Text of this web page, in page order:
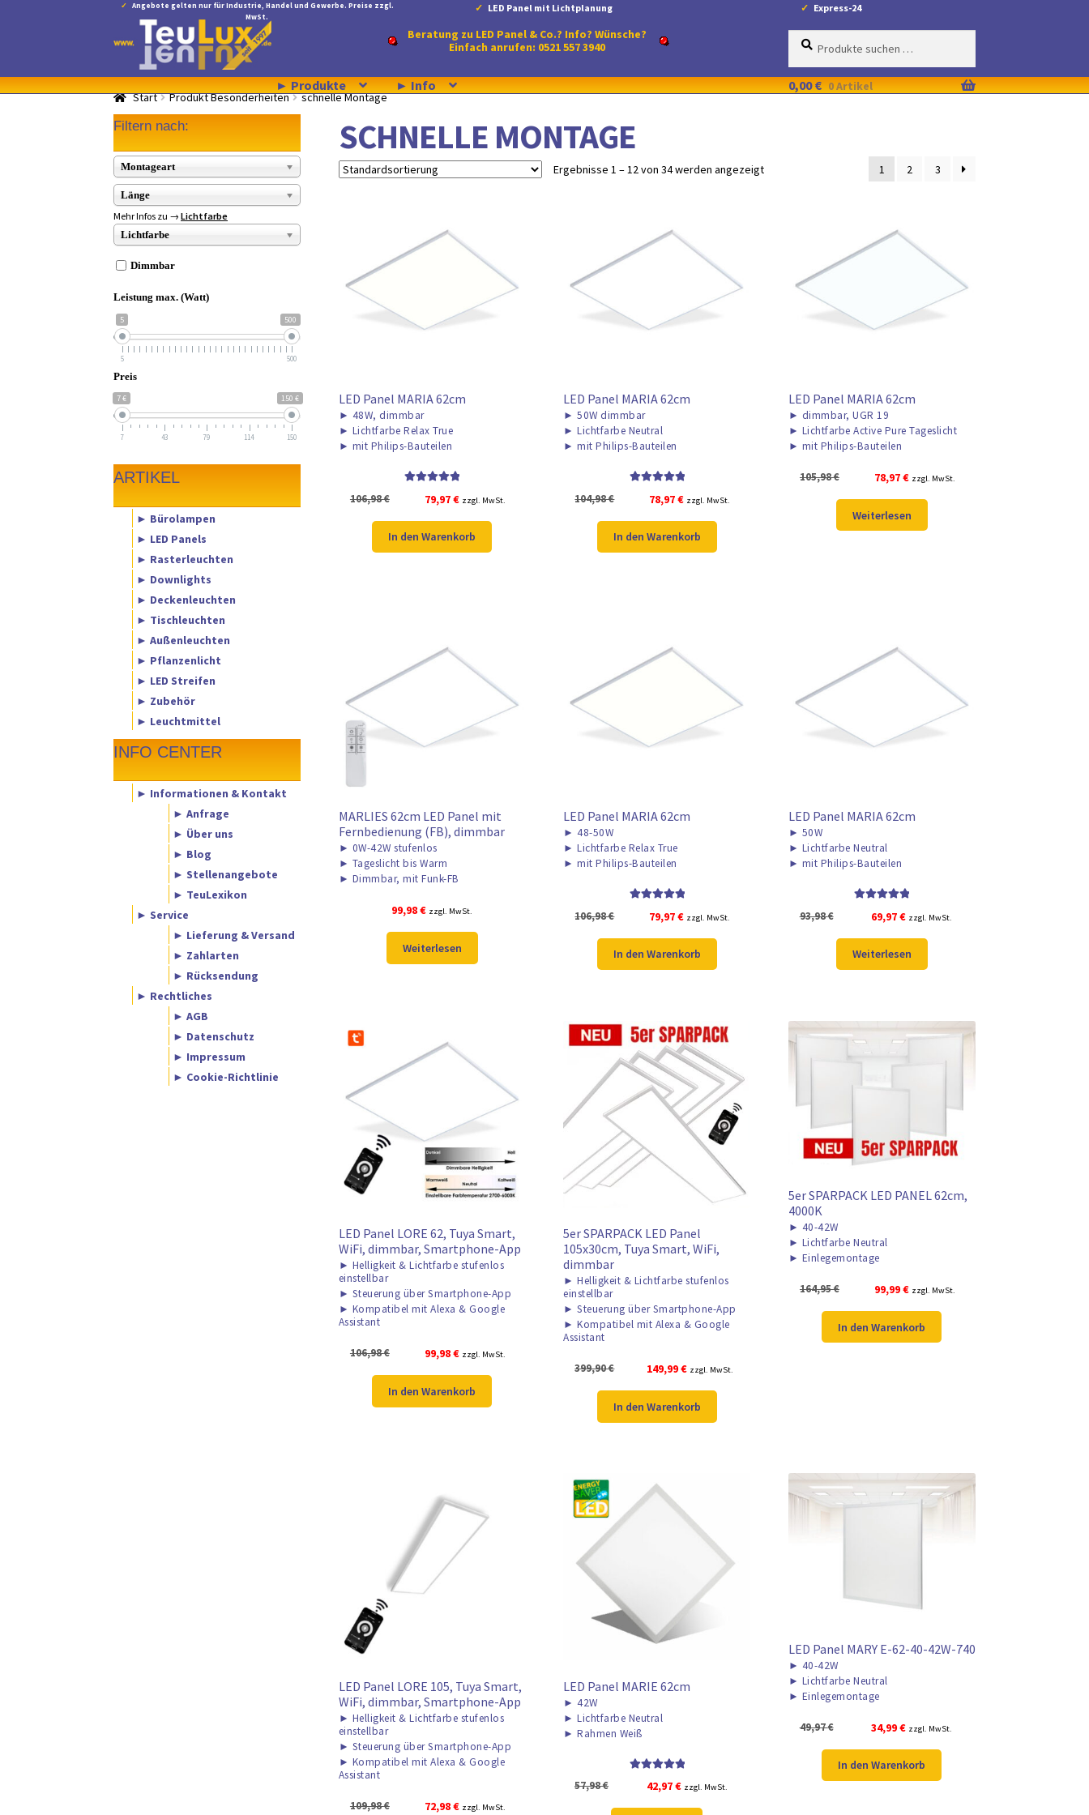
Angebote gelten nur für Industrie, Handel und Gewerbe. Preise zzgl.
MwSt.
LED Panel mit Lichtplanung Express-24
Navigation
springen
Inhalt
springen
Beratung zu LED Panel & Co.? Info? Wünsche?
Einfach anrufen: 0521 557 3940
Suche
Suchen
► Produkte ► Info 0,00€ 0 Artikel
Start Produkt Besonderheiten schnelle Montage
SCHNELLE MONTAGE
Ergebnisse 1 – 12 von 34 werden angezeigt 1 2 3
LED Panel MARIA 62cm
► 48W, dimmbar
► Lichtfarbe Relax True
► mit Philips-Bauteilen
5.00von 5
106,98€
Ursprünglicher
war:
106,98 €
79,97€Aktueller
ist:
79,97 €.
zzgl. MwSt.
In den Warenkorb
LED Panel MARIA 62cm
► 50W dimmbar
► Lichtfarbe Neutral
► mit Philips-Bauteilen
5.00 von 5
104,98€
Ursprünglicher
war:
104,98 €
78,97€Aktueller
ist:
78,97 €.
zzgl. MwSt.
In den Warenkorb
LED Panel MARIA 62cm
► dimmbar, UGR 19
► Lichtfarbe Active Pure Tageslicht
► mit Philips-Bauteilen
105,98€
Ursprünglicher
war:
105,98 €
78,97€Aktueller
ist:
78,97 €.
zzgl. MwSt.
Weiterlesen
MARLIES 62cm LED Panel mit
Fernbedienung (FB), dimmbar
► 0W-42W stufenlos
► Tageslicht bis Warm
► Dimmbar, mit Funk-FB
99,98€ zzgl. MwSt.
Weiterlesen
LED Panel MARIA 62cm
► 48-50W
► Lichtfarbe Relax True
► mit Philips-Bauteilen
5.00 von 5
106,98€
Ursprünglicher
war:
106,98 €
79,97€Aktueller
ist:
79,97 €.
zzgl. MwSt.
In den Warenkorb
LED Panel MARIA 62cm
► 50W
► Lichtfarbe Neutral
► mit Philips-Bauteilen
5.00von 5
93,98€
Ursprünglicher
war:
93,98 €
69,97€Aktueller
ist:
69,97 €.
zzgl. MwSt.
Weiterlesen
LED Panel LORE 62, Tuya Smart,
WiFi, dimmbar, Smartphone-App
► Helligkeit & Lichtfarbe stufenlos
einstellbar
► Steuerung über Smartphone-App
► Kompatibel mit Alexa & Google
Assistant
106,98€
Ursprünglicher
war:
106,98 €
99,98€Aktueller
ist:
99,98 €.
zzgl. MwSt.
In den Warenkorb
5er SPARPACK LED Panel
105x30cm, Tuya Smart, WiFi,
dimmbar
► Helligkeit & Lichtfarbe stufenlos
einstellbar
► Steuerung über Smartphone-App
► Kompatibel mit Alexa & Google
Assistant
399,90€
Ursprünglicher
war:
399,90 €
149,99€Aktueller
ist:
149,99 €.
zzgl. MwSt.
In den Warenkorb
5er SPARPACK LED PANEL 62cm,
4000K
► 40-42W
► Lichtfarbe Neutral
► Einlegemontage
164,95€
Ursprünglicher
war:
164,95 €
99,99€Aktueller
ist:
99,99 €.
zzgl. MwSt.
In den Warenkorb
LED Panel LORE 105, Tuya Smart,
WiFi, dimmbar, Smartphone-App
► Helligkeit & Lichtfarbe stufenlos
einstellbar
► Steuerung über Smartphone-App
► Kompatibel mit Alexa & Google
Assistant
109,98€ Ursprünglicher
72,98€Aktueller
zzgl. MwSt.
LED Panel MARIE 62cm
► 42W
► Lichtfarbe Neutral
► Rahmen Weiß
von 5
57,98€
Ursprünglicher
42,97€Aktueller
zzgl. MwSt.
LED Panel MARY E-62-40-42W-740
► 40-42W
► Lichtfarbe Neutral
► Einlegemontage
49,97€
Ursprünglicher
war:
49,97 €
34,99€Aktueller
ist:
34,99 €.
zzgl. MwSt.
In den Warenkorb
Filtern nach:
Montageart
Länge
Mehr Infos zu →Lichtfarbe
Lichtfarbe
Dimmbar
Leistung max. (Watt)
5 500
5 500
Preis
7 € 150 €
7 43 79 114 150
ARTIKEL
► Bürolampen
► LED Panels
► Rasterleuchten
► Downlights
► Deckenleuchten
► Tischleuchten
► Außenleuchten
► Pflanzenlicht
► LED Streifen
► Zubehör
► Leuchtmittel
INFO CENTER
► Informationen & Kontakt
► Anfrage
► Über uns
► Blog
► Stellenangebote
► TeuLexikon
► Service
► Lieferung & Versand
► Zahlarten
► Rücksendung
► Rechtliches
► AGB
► Datenschutz
► Impressum
► Cookie-Richtlinie